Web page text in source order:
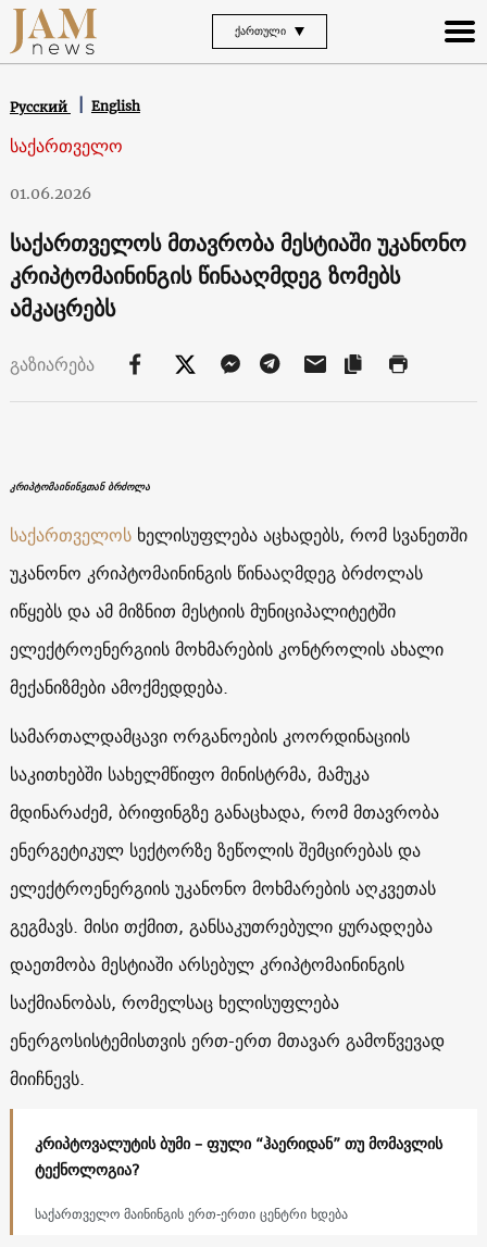
ᲥᲐᲠᲗᲣᲚᲘ
Русский English
საქართველო
01.06.2026
საქართველოს მთავრობა მესტიაში უკანონო
კრიპტომაინინგის წინააღმდეგ ზომებს
ამკაცრებს
გაზიარება
კრიპტომაინინგთან ბრძოლა
საქართველოსხელისუფლება აცხადებს, რომ სვანეთში
უკანონო კრიპტომაინინგის წინააღმდეგ ბრძოლას
იწყებს და ამ მიზნით მესტიის მუნიციპალიტეტში
ელექტროენერგიის მოხმარების კონტროლის ახალი
მექანიზმები ამოქმედდება.
სამართალდამცავი ორგანოების კოორდინაციის
საკითხებში სახელმწიფო მინისტრმა, მამუკა
მდინარაძემ, ბრიფინგზე განაცხადა, რომ მთავრობა
ენერგეტიკულ სექტორზე ზეწოლის შემცირებას და
ელექტროენერგიის უკანონო მოხმარების აღკვეთას
გეგმავს. მისი თქმით, განსაკუთრებული ყურადღება
დაეთმობა მესტიაში არსებულ კრიპტომაინინგის
საქმიანობას, რომელსაც ხელისუფლება
ენერგოსისტემისთვის ერთ-ერთ მთავარ გამოწვევად
მიიჩნევს.
კრიპტოვალუტის ბუმი – ფული “ჰაერიდან” თუ მომავლის
ტექნოლოგია?
საქართველო მაინინგის ერთ-ერთი ცენტრი ხდება